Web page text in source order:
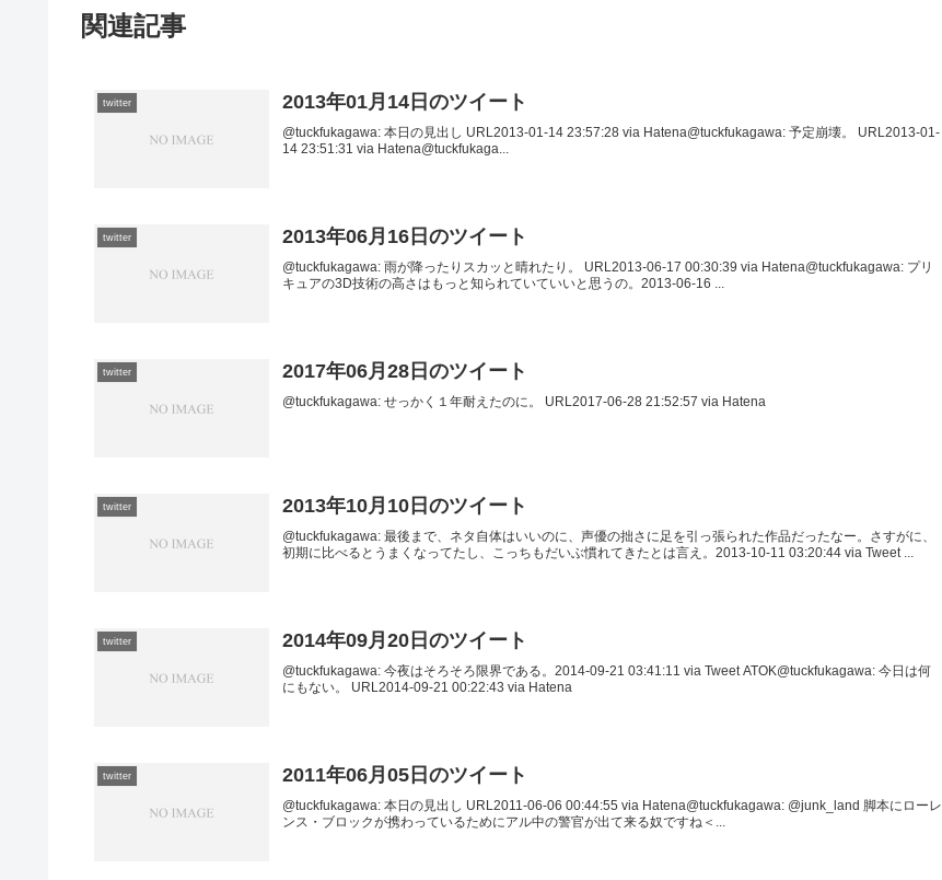
関連記事
twitter 2013年01月14日のツイート
@tuckfukagawa: 本日の見出し URL2013-01-14 23:57:28 via Hatena@tuckfukagawa: 予定崩壊。 URL2013-01-
14 23:51:31 via Hatena@tuckfukaga...
twitter 2013年06月16日のツイート
@tuckfukagawa: 雨が降ったりスカッと晴れたり。 URL2013-06-17 00:30:39 via Hatena@tuckfukagawa: プリ
キュアの3D技術の高さはもっと知られていていいと思うの。2013-06-16 ...
twitter 2017年06月28日のツイート
@tuckfukagawa: せっかく１年耐えたのに。 URL2017-06-28 21:52:57 via Hatena
twitter 2013年10月10日のツイート
@tuckfukagawa: 最後まで、ネタ自体はいいのに、声優の拙さに足を引っ張られた作品だったなー。さすがに、
初期に比べるとうまくなってたし、こっちもだいぶ慣れてきたとは言え。2013-10-11 03:20:44 via Tweet ...
twitter 2014年09月20日のツイート
@tuckfukagawa: 今夜はそろそろ限界である。2014-09-21 03:41:11 via Tweet ATOK@tuckfukagawa: 今日は何
にもない。 URL2014-09-21 00:22:43 via Hatena
twitter 2011年06月05日のツイート
@tuckfukagawa: 本日の見出し URL2011-06-06 00:44:55 via Hatena@tuckfukagawa: @junk_land 脚本にローレ
ンス・ブロックが携わっているためにアル中の警官が出て来る奴ですね＜...